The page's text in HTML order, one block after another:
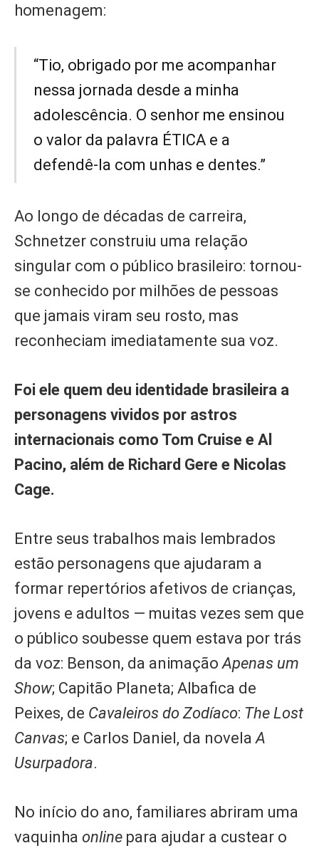
homenagem:
“Tio, obrigado por me acompanhar
nessa jornada desde a minha
adolescência. O senhor me ensinou
o valor da palavra ÉTICA e a
defendê-la com unhas e dentes.”
Ao longo de décadas de carreira,
Schnetzer construiu uma relação
singular com o público brasileiro: tornou-
se conhecido por milhões de pessoas
que jamais viram seu rosto, mas
reconheciam imediatamente sua voz.
Foi ele quem deu identidade brasileira a
personagens vividos por astros
internacionais como Tom Cruise e Al
Pacino, além de Richard Gere e Nicolas
Cage.
Entre seus trabalhos mais lembrados
estão personagens que ajudaram a
formar repertórios afetivos de crianças,
jovens e adultos — muitas vezes sem que
o público soubesse quem estava por trás
da voz: Benson, da animaçãoApenas um
Show; Capitão Planeta; Albafica de
Peixes, de Cavaleiros do Zodíaco: The Lost
Canvas; e Carlos Daniel, da novelaA
Usurpadora.
No início do ano, familiares abriram uma
vaquinha online para ajudar a custear o